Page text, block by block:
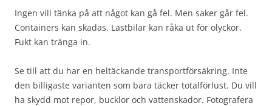
Ingen vill tänka på att något kan gå fel. Men saker går fel.
Containers kan skadas. Lastbilar kan råka ut för olyckor.
Fukt kan tränga in.
Se till att du har en heltäckande transportförsäkring. Inte
den billigaste varianten som bara täcker totalförlust. Du vill
ha skydd mot repor, bucklor och vattenskador. Fotografera